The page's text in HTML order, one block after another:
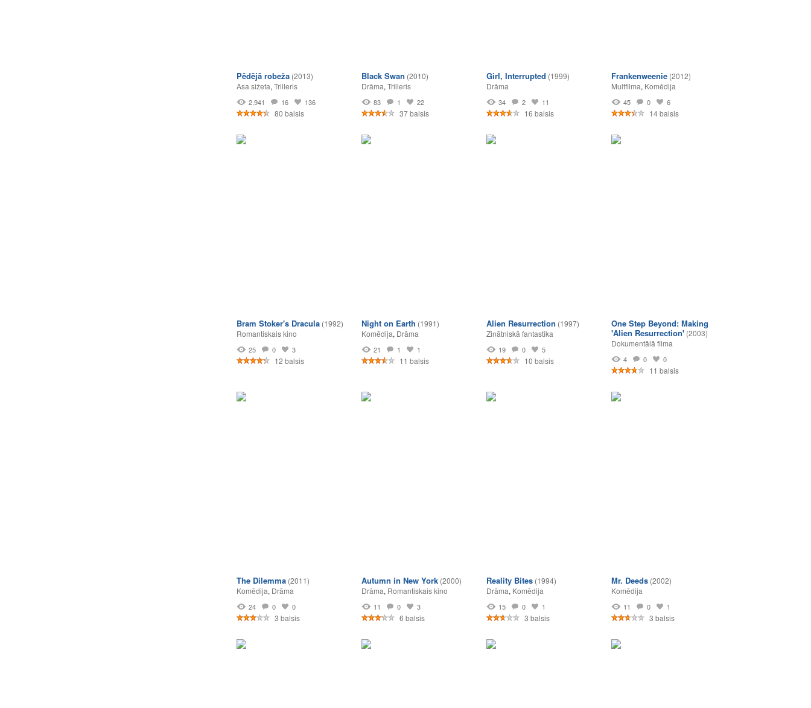
Pēdējā robeža (2013)
Asa sižeta, Trilleris
2,941 16 136
80 balsis
Black Swan (2010)
Drāma, Trilleris
83 1 22
37 balsis
Girl, Interrupted (1999)
Drāma
34 2 11
16 balsis
Frankenweenie (2012)
Multfilma, Komēdija
45 0 6
14 balsis
Bram Stoker's Dracula (1992)
Romantiskais kino
25 0 3
12 balsis
Night on Earth (1991)
Komēdija, Drāma
21 1 1
11 balsis
Alien Resurrection (1997)
Zinātniskā fantastika
19 0 5
10 balsis
One Step Beyond: Making
'Alien Resurrection' (2003)
Dokumentālā filma
4 0 0
11 balsis
The Dilemma (2011)
Komēdija, Drāma
24 0 0
3 balsis
Autumn in New York (2000)
Drāma, Romantiskais kino
11 0 3
6 balsis
Reality Bites (1994)
Drāma, Komēdija
15 0 1
3 balsis
Mr. Deeds (2002)
Komēdija
11 0 1
3 balsis